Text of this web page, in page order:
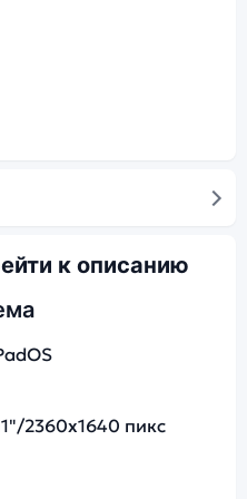
к описанию
2360x1640 пикс